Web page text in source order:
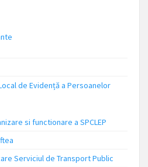
de Evidență a Persoanelor
si functionare a SPCLEP
Serviciul de Transport Public